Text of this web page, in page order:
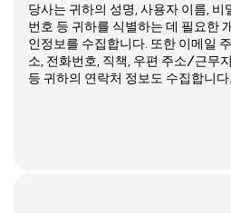
당사는 귀하의 성명, 사용자 이름, 비
번호 등 귀하를 식별하는 데 필요한
인정보를 수집합니다. 또한 이메일 주
소, 전화번호, 직책, 우편 주소/근무지
등 귀하의 연락처 정보도 수집합니다.